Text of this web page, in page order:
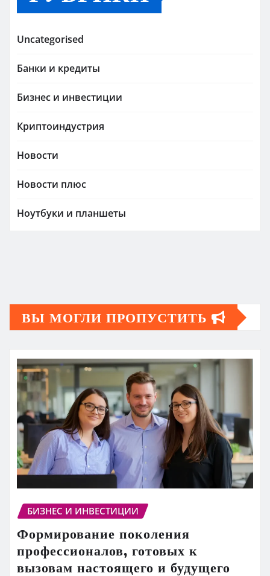
Uncategorised
Банки и кредиты
Бизнес и инвестиции
Криптоиндустрия
Новости
Новости плюс
Ноутбуки и планшеты
ВЫ МОГЛИ ПРОПУСТИТЬ
БИЗНЕС И ИНВЕСТИЦИИ
Формирование поколения
профессионалов, готовых к
вызовам настоящего и будущего